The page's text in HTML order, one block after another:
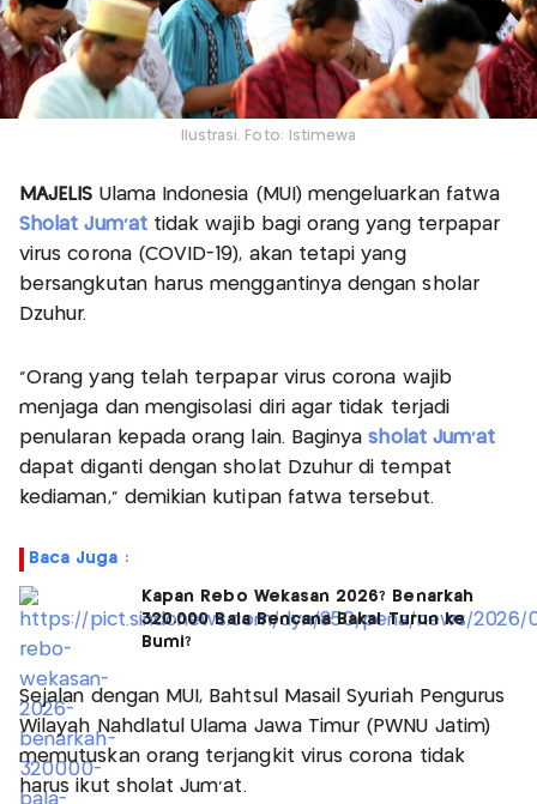
Ilustrasi. Foto: Istimewa
MAJELIS Ulama Indonesia (MUI) mengeluarkan fatwa
Sholat Jum'attidak wajib bagi orang yang terpapar
virus corona (COVID-19), akan tetapi yang
bersangkutan harus menggantinya dengan sholar
Dzuhur.
"Orang yang telah terpapar virus corona wajib
menjaga dan mengisolasi diri agar tidak terjadi
penularan kepada orang lain. Baginyasholat Jum'at
dapat diganti dengan sholat Dzuhur di tempat
kediaman," demikian kutipan fatwa tersebut.
Baca Juga :
Kapan Rebo Wekasan 2026? Benarkah
320.000 Bala Bencana Bakal Turun ke
Bumi?
Sejalan dengan MUI, Bahtsul Masail Syuriah Pengurus
Wilayah Nahdlatul Ulama Jawa Timur (PWNU Jatim)
memutuskan orang terjangkit virus corona tidak
harus ikut sholat Jum'at.